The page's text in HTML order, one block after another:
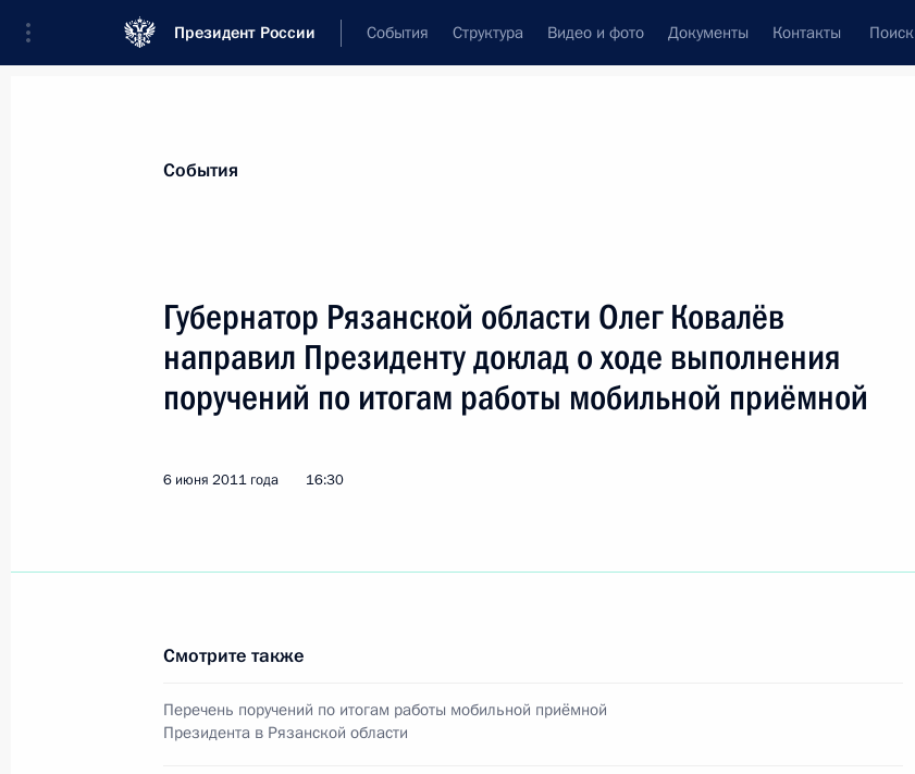
Президент России События Структура Видео и фото Документы Контакты Поиск
Лента событий Подписаться на ленту
1 августа 2016 года, 15:45
Заседание оргкомитета по подготовке празднования 100-летия
со дня рождения Александра Солженицына
17 декабря 2015 года, 20:00
События
Губернатор Рязанской области Олег Ковалёв
направил Президенту доклад о ходе выполнения
поручений по итогам работы мобильной приёмной
6 июня 2011 года 16:30
Смотрите также
Перечень поручений по итогам работы мобильной приёмной
Президента в Рязанской области